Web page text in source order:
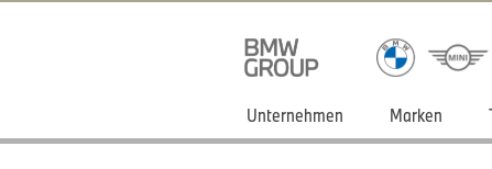
Unternehmen Marken